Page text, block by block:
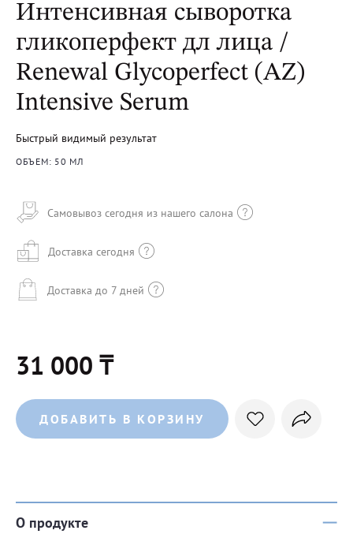
Интенсивная сыворотка
гликоперфект дл лица /
Renewal Glycoperfect (AZ)
Intensive Serum
Быстрый видимый результат
ОБЪЕМ: 50 МЛ
Самовывоз сегодня из нашего салона
Доставка сегодня
Доставка до 7 дней
31 000 ₸
ДОБАВИТЬ В КОРЗИНУ
О продукте